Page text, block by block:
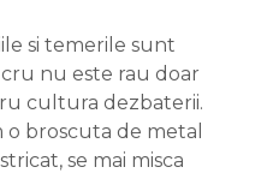
si temerile sunt
nu este rau doar
cultura dezbaterii.
o broscuta de metal
se mai misca